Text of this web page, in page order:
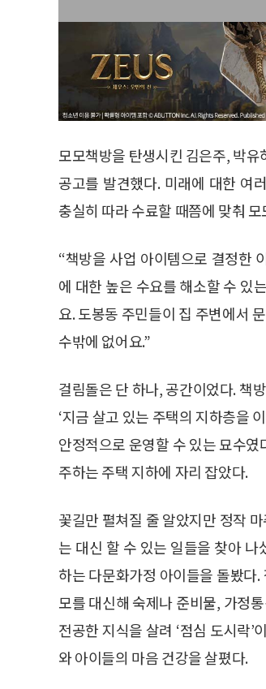
모모책방을 탄생시킨 김은주, 박
공고를 발견했다. 미래에 대한 여
충실히 따라 수료할 때쯤에 맞춰
“책방을 사업 아이템으로 결정한
에 대한 높은 수요를 해소할 수 있
요. 도봉동 주민들이 집 주변에서
수밖에 없어요.”
걸림돌은 단 하나, 공간이었다. 책
‘지금 살고 있는 주택의 지하층을
안정적으로 운영할 수 있는 묘수
주하는 주택 지하에 자리 잡았다.
꽃길만 펼쳐질 줄 알았지만 정작
는 대신 할 수 있는 일들을 찾아
하는 다문화가정 아이들을 돌봤다
모를 대신해 숙제나 준비물, 가정
전공한 지식을 살려 ‘점심 도시락
와 아이들의 마음 건강을 살폈다.